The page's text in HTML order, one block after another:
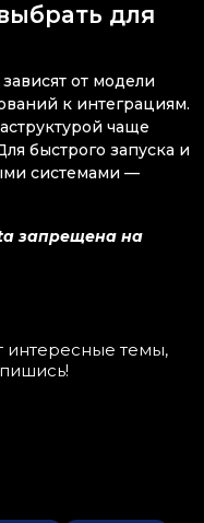
для
от модели
к интеграциям.
чаще
быстрого запуска и
системами —
запрещена на
интересные темы,